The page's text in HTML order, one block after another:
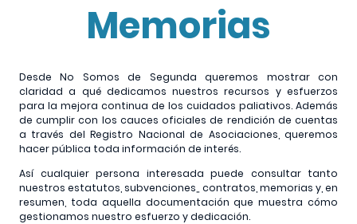
Memorias
Desde No Somos de Segunda queremos mostrar con
claridad a qué dedicamos nuestros recursos y esfuerzos
para la mejora continua de los cuidados paliativos. Además
de cumplir con los cauces oficiales de rendición de cuentas
a través del Registro Nacional de Asociaciones, queremos
hacer pública toda información de interés.
Así cualquier persona interesada puede consultar tanto
nuestros estatutos, subvenciones,, contratos, memorias y, en
resumen, toda aquella documentación que muestra cómo
gestionamos nuestro esfuerzo y dedicación.